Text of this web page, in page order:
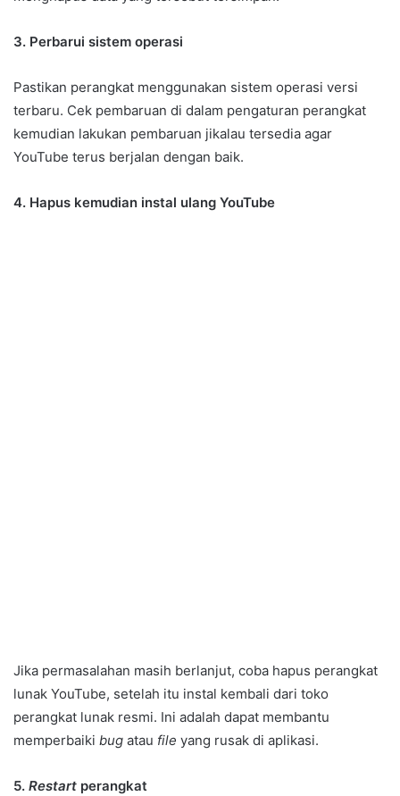
3. Perbarui sistem operasi
Pastikan perangkat menggunakan sistem operasi versi
terbaru. Cek pembaruan di dalam pengaturan perangkat
kemudian lakukan pembaruan jikalau tersedia agar
YouTube terus berjalan dengan baik.
4. Hapus kemudian instal ulang YouTube
Jika permasalahan masih berlanjut, coba hapus perangkat
lunak YouTube, setelah itu instal kembali dari toko
perangkat lunak resmi. Ini adalah dapat membantu
memperbaiki bug atau file yang rusak di aplikasi.
5. Restart perangkat